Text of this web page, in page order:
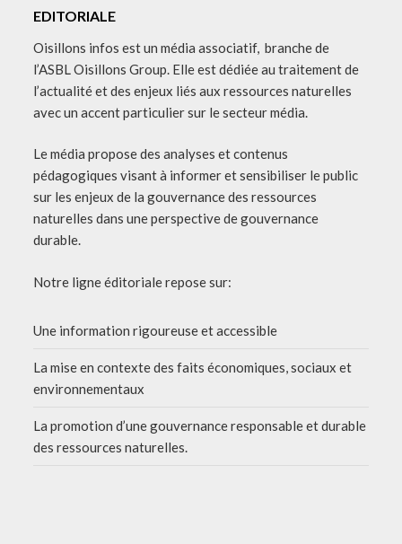
EDITORIALE
Oisillons infos est un média associatif, branche de
l’ASBL Oisillons Group. Elle est dédiée au traitement de
l’actualité et des enjeux liés aux ressources naturelles
avec un accent particulier sur le secteur média.
Le média propose des analyses et contenus
pédagogiques visant à informer et sensibiliser le public
sur les enjeux de la gouvernance des ressources
naturelles dans une perspective de gouvernance
durable.
Notre ligne éditoriale repose sur:
Une information rigoureuse et accessible
La mise en contexte des faits économiques, sociaux et
environnementaux
La promotion d’une gouvernance responsable et durable
des ressources naturelles.